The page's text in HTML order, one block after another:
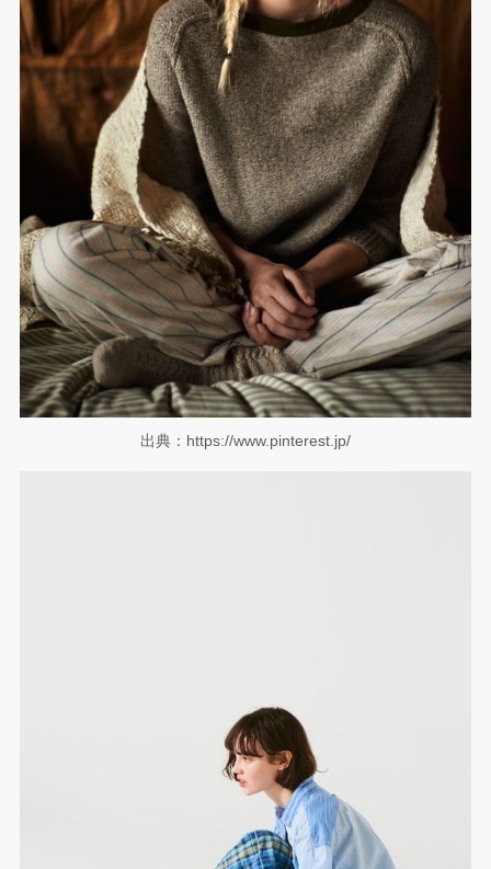
出典：https://www.pinterest.jp/